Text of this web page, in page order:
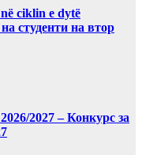
ciklin e dytë
студенти на втор
2027 – Конкурс за